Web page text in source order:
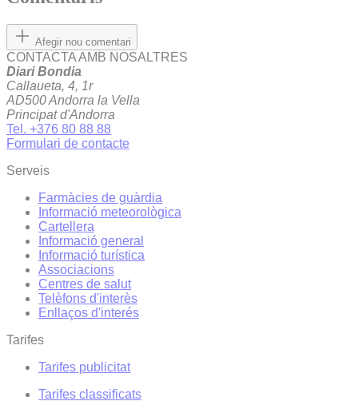
Afegir nou comentari
CONTACTA AMB NOSALTRES
Diari Bondia
Callaueta, 4, 1r
AD500 Andorra la Vella
Principat d'Andorra
Tel. +376 80 88 88
Formulari de contacte
Serveis
Farmàcies de guàrdia
Informació meteorològica
Cartellera
Informació general
Informació turística
Associacions
Centres de salut
Telèfons d'interès
Enllaços d'interés
Tarifes
Tarifes publicitat
Tarifes classificats